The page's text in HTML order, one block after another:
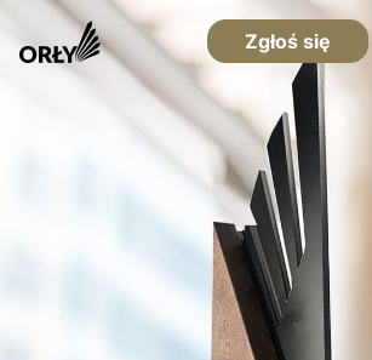
Zgłoś się